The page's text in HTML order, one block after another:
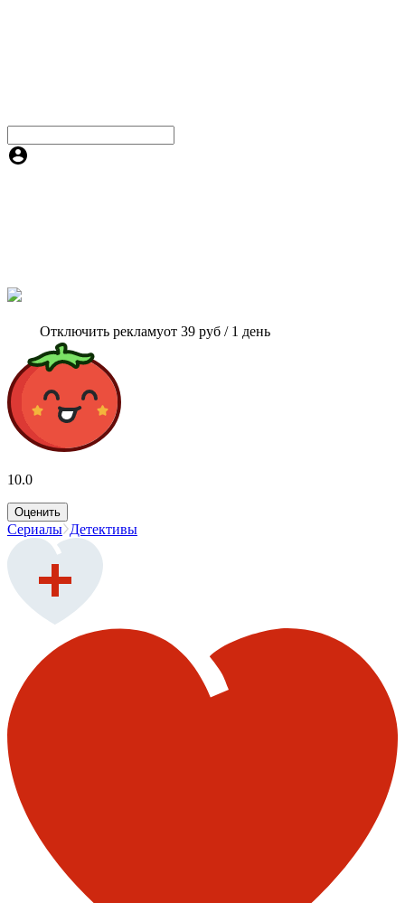
Отключить рекламуот 39 руб / 1 день
10.0
Оценить
Сериалы Детективы